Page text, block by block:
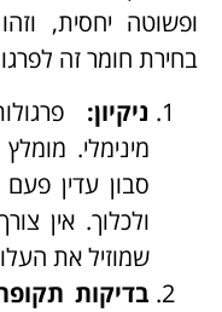
ופשוטה יחסית,
בחירת חומר זה
ניקיון:
מינימלי.
סבון עדין
ולכלוך. אין
שמוזיל את
בדיקות